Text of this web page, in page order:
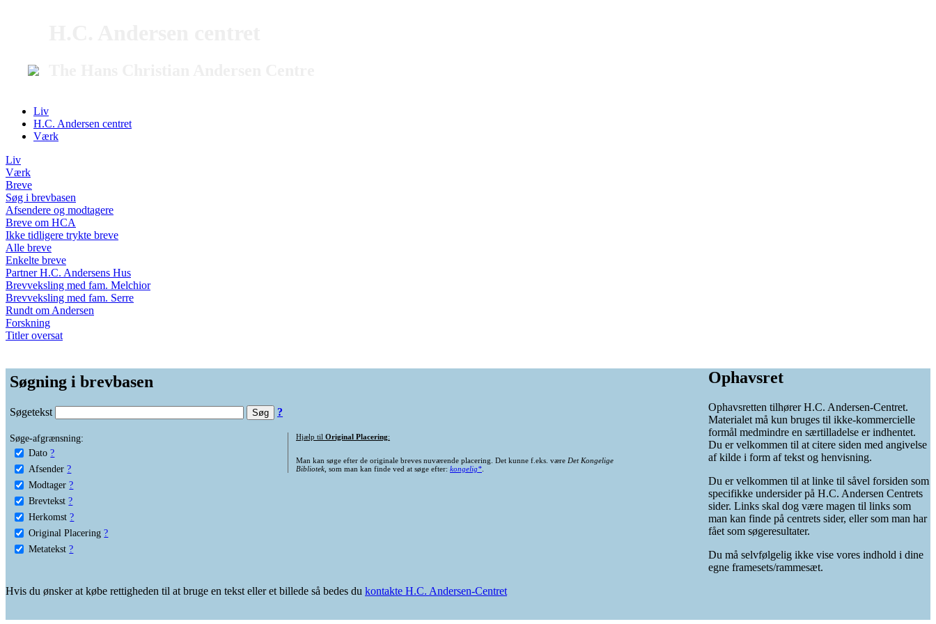
Liv
H.C. Andersen centret
Værk
Liv
Værk
Breve
Søg i brevbasen
Afsendere og modtagere
Breve om HCA
Ikke tidligere trykte breve
Alle breve
Enkelte breve
Partner H.C. Andersens Hus
Brevveksling med fam. Melchior
Brevveksling med fam. Serre
Rundt om Andersen
Forskning
Titler oversat
Søgning i brevbasen
Søgetekst ?
Søge-afgrænsning:
Dato ?
Afsender ?
Modtager ?
Brevtekst ?
Herkomst ?
Original Placering ?
Metatekst ?
Hjælp til Original Placering:
Man kan søge efter de originale breves nuværende placering. Det kunne f.eks. være Det Kongelige
Bibliotek, som man kan finde ved at søge efter: kongelig*.
Ophavsret
Ophavsretten tilhører H.C. Andersen-Centret.
Materialet må kun bruges til ikke-kommercielle
formål medmindre en særtilladelse er indhentet.
Du er velkommen til at citere siden med angivelse
af kilde i form af tekst og henvisning.
Du er velkommen til at linke til såvel forsiden som
specifikke undersider på H.C. Andersen Centrets
sider. Links skal dog være magen til links som
man kan finde på centrets sider, eller som man har
fået som søgeresultater.
Du må selvfølgelig ikke vise vores indhold i dine
egne framesets/rammesæt.
Hvis du ønsker at købe rettigheden til at bruge en tekst eller et billede så bedes du kontakte H.C. Andersen-Centret